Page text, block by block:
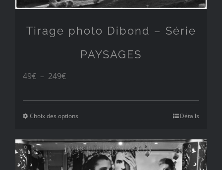
Tirage photo Dibond – Série
PAYSAGES
49€ – 249€Plage
prix :
à
Choix des options Détails